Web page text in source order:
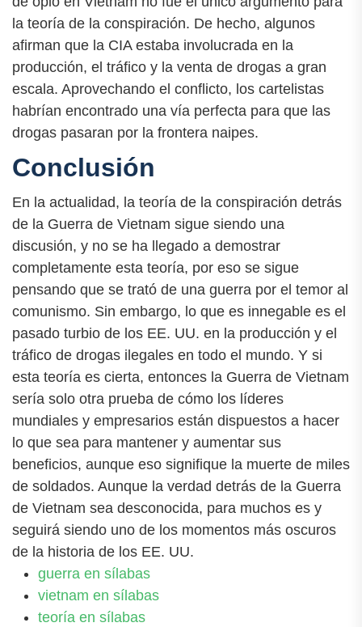
la teoría de la conspiración. De hecho, algunos
afirman que la CIA estaba involucrada en la
producción, el tráfico y la venta de drogas a gran
escala. Aprovechando el conflicto, los cartelistas
habrían encontrado una vía perfecta para que las
drogas pasaran por la frontera naipes.
Conclusión
En la actualidad, la teoría de la conspiración detrás
de la Guerra de Vietnam sigue siendo una
discusión, y no se ha llegado a demostrar
completamente esta teoría, por eso se sigue
pensando que se trató de una guerra por el temor al
comunismo. Sin embargo, lo que es innegable es el
pasado turbio de los EE. UU. en la producción y el
tráfico de drogas ilegales en todo el mundo. Y si
esta teoría es cierta, entonces la Guerra de Vietnam
sería solo otra prueba de cómo los líderes
mundiales y empresarios están dispuestos a hacer
lo que sea para mantener y aumentar sus
beneficios, aunque eso signifique la muerte de miles
de soldados. Aunque la verdad detrás de la Guerra
de Vietnam sea desconocida, para muchos es y
seguirá siendo uno de los momentos más oscuros
de la historia de los EE. UU.
guerra en sílabas
vietnam en sílabas
teoría en sílabas